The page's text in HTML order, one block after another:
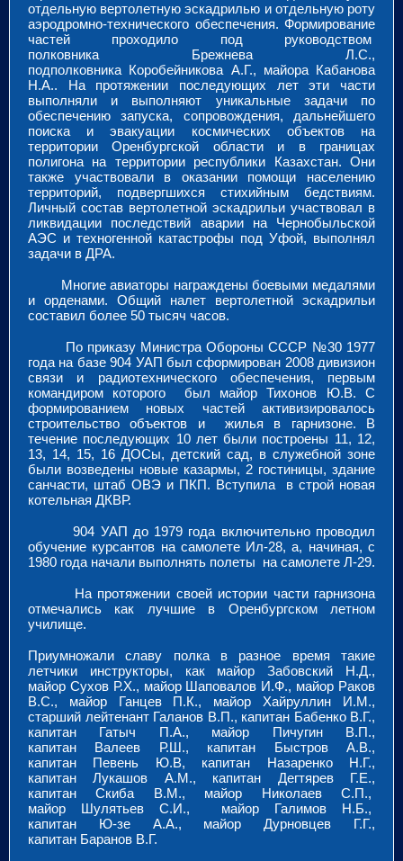
отдельную вертолетную эскадрилью и отдельную роту
аэродромно-технического обеспечения. Формирование
частей проходило под руководством
полковника Брежнева Л.С.,
подполковника Коробейникова А.Г., майора Кабанова
Н.А.. На протяжении последующих лет эти части
выполняли и выполняют уникальные задачи по
обеспечению запуска, сопровождения, дальнейшего
поиска и эвакуации космических объектов на
территории Оренбургской области и в границах
полигона на территории республики Казахстан. Они
также участвовали в оказании помощи населению
территорий, подвергшихся стихийным бедствиям.
Личный состав вертолетной эскадрильи участвовал в
ликвидации последствий аварии на Чернобыльской
АЭС и техногенной катастрофы под Уфой, выполнял
задачи в ДРА.
Многие авиаторы награждены боевыми медалями
и орденами. Общий налет вертолетной эскадрильи
составил более 50 тысяч часов.
По приказу Министра Обороны СССР №30 1977
года на базе 904 УАП был сформирован 2008 дивизион
связи и радиотехнического обеспечения, первым
командиром которого был майор Тихонов Ю.В. С
формированием новых частей активизировалось
строительство объектов и жилья в гарнизоне. В
течение последующих 10 лет были построены 11, 12,
13, 14, 15, 16 ДОСы, детский сад, в служебной зоне
были возведены новые казармы, 2 гостиницы, здание
санчасти, штаб ОВЭ и ПКП. Вступила в строй новая
котельная ДКВР.
904 УАП до 1979 года включительно проводил
обучение курсантов на самолете Ил-28, а, начиная, с
1980 года начали выполнять полеты на самолете Л-29.
На протяжении своей истории части гарнизона
отмечались как лучшие в Оренбургском летном
училище.
Приумножали славу полка в разное время такие
летчики инструкторы, как майор Забовский Н.Д.,
майор Сухов Р.Х., майор Шаповалов И.Ф., майор Раков
В.С., майор Ганцев П.К., майор Хайруллин И.М.,
старший лейтенант Галанов В.П., капитан Бабенко В.Г.,
капитан Гатыч П.А., майор Пичугин В.П.,
капитан Валеев Р.Ш., капитан Быстров А.В.,
капитан Певень Ю.В, капитан Назаренко Н.Г.,
капитан Лукашов А.М., капитан Дегтярев Г.Е.,
капитан Скиба В.М., майор Николаев С.П.,
майор Шулятьев С.И., майор Галимов Н.Б.,
капитан Ю-зе А.А., майор Дурновцев Г.Г.,
капитан Баранов В.Г.